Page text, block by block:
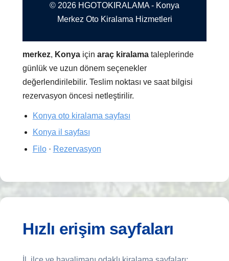
© 2026 HGOTOKIRALAMA - Konya
Merkez Oto Kiralama Hizmetleri
merkez, Konya içinaraç kiralama taleplerinde
günlük ve uzun dönem seçenekler
değerlendirilebilir. Teslim noktası ve saat bilgisi
rezervasyon öncesi netleştirilir.
Konya oto kiralama sayfası
Konya il sayfası
Filo· Rezervasyon
Hızlı erişim sayfaları